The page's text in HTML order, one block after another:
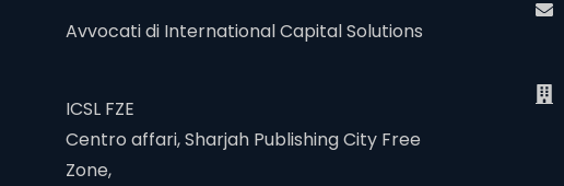
Avvocati di International Capital Solutions
ICSL FZE
Centro affari, Sharjah Publishing City Free
Zone,